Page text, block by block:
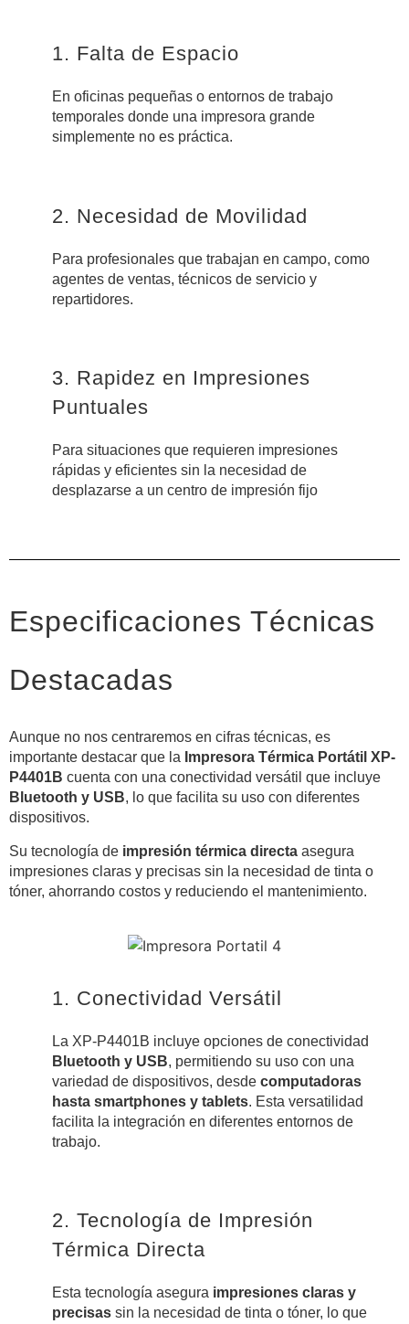
1. Falta de Espacio
En oficinas pequeñas o entornos de trabajo
temporales donde una impresora grande
simplemente no es práctica.
2. Necesidad de Movilidad
Para profesionales que trabajan en campo, como
agentes de ventas, técnicos de servicio y
repartidores.
3. Rapidez en Impresiones
Puntuales
Para situaciones que requieren impresiones
rápidas y eficientes sin la necesidad de
desplazarse a un centro de impresión fijo
Especificaciones Técnicas
Destacadas
Aunque no nos centraremos en cifras técnicas, es
importante destacar que la Impresora Térmica Portátil XP-
P4401B cuenta con una conectividad versátil que incluye
Bluetooth y USB, lo que facilita su uso con diferentes
dispositivos.
Su tecnología de impresión térmica directa asegura
impresiones claras y precisas sin la necesidad de tinta o
tóner, ahorrando costos y reduciendo el mantenimiento.
1. Conectividad Versátil
La XP-P4401B incluye opciones de conectividad
Bluetooth y USB, permitiendo su uso con una
variedad de dispositivos, desde computadoras
hasta smartphones y tablets. Esta versatilidad
facilita la integración en diferentes entornos de
trabajo.
2. Tecnología de Impresión
Térmica Directa
Esta tecnología asegura impresiones claras y
precisas sin la necesidad de tinta o tóner, lo que